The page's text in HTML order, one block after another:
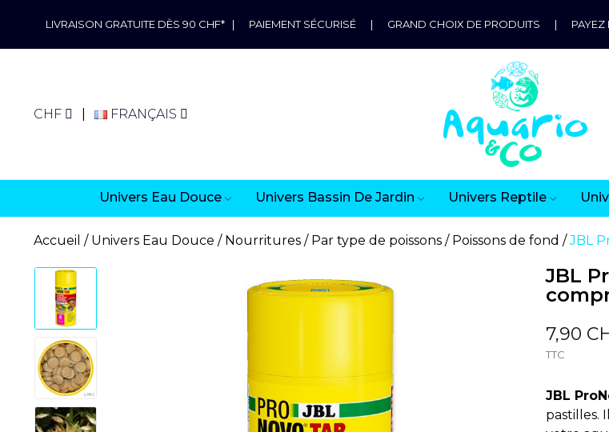
LIVRAISON GRATUITE DÈS 90 CHF* | PAIEMENT SÉCURISÉ | GRAND CHOIX DE PRODUITS | PAYEZ
CHF FRANÇAIS
Univers Eau Douce Univers Bassin De Jardin Univers Reptile
Accueil Univers Eau Douce Nourritures Par type de poissons Poissons de fond JBL
JBL
7,90
TTC
JBL
pastilles.